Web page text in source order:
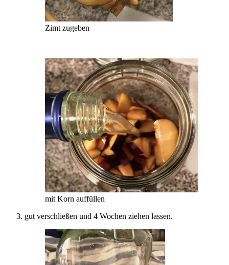
Zimt zugeben
mit Korn auffüllen
gut verschließen und 4 Wochen ziehen lassen.